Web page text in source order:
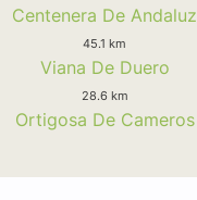
Centenera De Andaluz
45.1 km
Viana De Duero
28.6 km
Ortigosa De Cameros